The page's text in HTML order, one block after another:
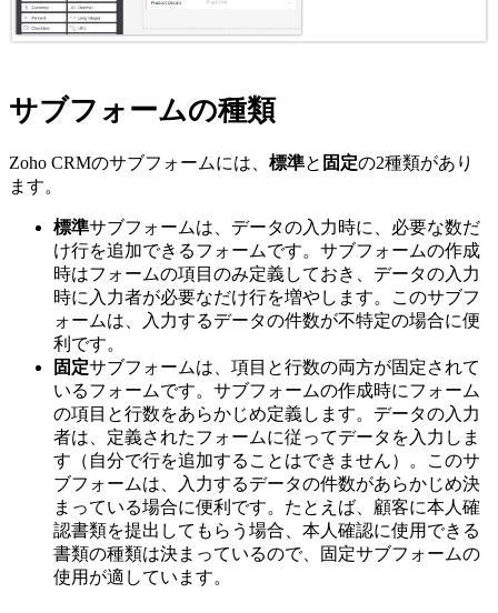
サブフォームの種類
Zoho CRMのサブフォームには、 標準と 固定の2種類があり
ます。
標準サブフォームは、データの入力時に、必要な数だ
け行を追加できるフォームです。サブフォームの作成
時はフォームの項目のみ定義しておき、データの入力
時に入力者が必要なだけ行を増やします。このサブフ
ォームは、入力するデータの件数が不特定の場合に便
利です。
固定サブフォームは、項目と行数の両方が固定されて
いるフォームです。サブフォームの作成時にフォーム
の項目と行数をあらかじめ定義します。データの入力
者は、定義されたフォームに従ってデータを入力しま
す（自分で行を追加することはできません）。このサ
ブフォームは、入力するデータの件数があらかじめ決
まっている場合に便利です。たとえば、顧客に本人確
認書類を提出してもらう場合、本人確認に使用できる
書類の種類は決まっているので、固定サブフォームの
使用が適しています。